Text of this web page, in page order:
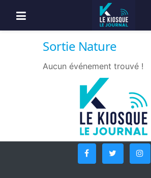
Sortie Nature
Aucun événement trouvé !